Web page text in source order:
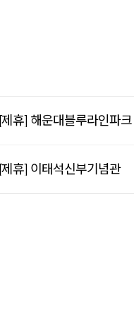
[제휴] 해운대블루라인파크
[제휴] 이태석신부기념관